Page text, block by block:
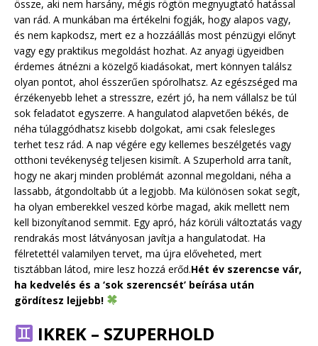
össze, aki nem harsány, mégis rögtön megnyugtató hatással
van rád. A munkában ma értékelni fogják, hogy alapos vagy,
és nem kapkodsz, mert ez a hozzáállás most pénzügyi előnyt
vagy egy praktikus megoldást hozhat. Az anyagi ügyeidben
érdemes átnézni a közelgő kiadásokat, mert könnyen találsz
olyan pontot, ahol ésszerűen spórolhatsz. Az egészséged ma
érzékenyebb lehet a stresszre, ezért jó, ha nem vállalsz be túl
sok feladatot egyszerre. A hangulatod alapvetően békés, de
néha túlaggódhatsz kisebb dolgokat, ami csak felesleges
terhet tesz rád. A nap végére egy kellemes beszélgetés vagy
otthoni tevékenység teljesen kisimít. A Szuperhold arra tanít,
hogy ne akarj minden problémát azonnal megoldani, néha a
lassabb, átgondoltabb út a legjobb. Ma különösen sokat segít,
ha olyan emberekkel veszed körbe magad, akik mellett nem
kell bizonyítanod semmit. Egy apró, ház körüli változtatás vagy
rendrakás most látványosan javítja a hangulatodat. Ha
félretettél valamilyen tervet, ma újra előveheted, mert
tisztábban látod, mire lesz hozzá erőd.Hét év szerencse vár,
ha kedvelés és a ‘sok szerencsét’ beírása után
gördítesz lejjebb!
IKREK – SZUPERHOLD